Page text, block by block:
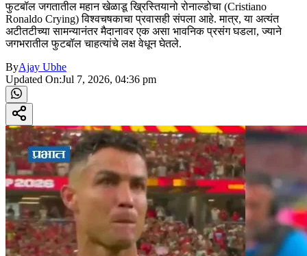
फुटबॉल जगतातील महान खेळाडू ख्रिस्तियानो रोनाल्डोचा (Cristiano
Ronaldo Crying) विश्वचषकाचा प्रवासही संपला आहे. मात्र, या अत्यंत
अटीतटीच्या सामन्यानंतर मैदानावर एक असा भावनिक प्रसंग घडला, ज्याने
जगभरातील फुटबॉल चाहत्यांचे लक्ष वेधून घेतले.
ByAjay Ubhe
Updated On:Jul 7, 2026, 04:36 pm